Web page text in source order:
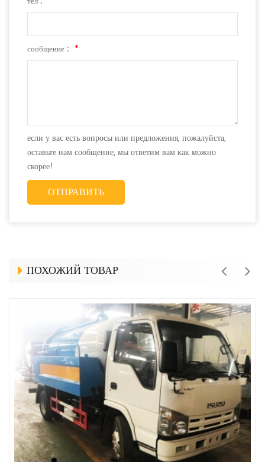
сообщение : *
если у вас есть вопросы или предложения, пожалуйста,
оставьте нам сообщение, мы ответим вам как можно
скорее!
ПОХОЖИЙ ТОВАР